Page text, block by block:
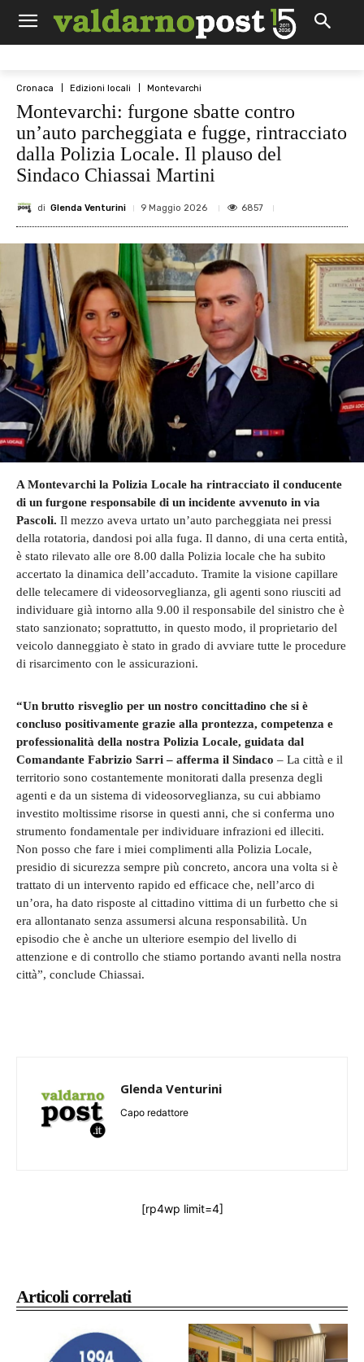
Cronaca Edizioni locali Montevarchi
Montevarchi: furgone sbatte contro
un’auto parcheggiata e fugge, rintracciato
dalla Polizia Locale. Il plauso del
Sindaco Chiassai Martini
di Glenda Venturini 9 Maggio 2026 6857
Articoli correlati
A Montevarchi la Polizia Locale ha rintracciato il conducente
di un furgone responsabile di un incidente avvenuto in via
Pascoli. Il mezzo aveva urtato un’auto parcheggiata nei pressi
della rotatoria, dandosi poi alla fuga. Il danno, di una certa entità,
è stato rilevato alle ore 8.00 dalla Polizia locale che ha subito
accertato la dinamica dell’accaduto. Tramite la visione capillare
delle telecamere di videosorveglianza, gli agenti sono riusciti ad
individuare già intorno alla 9.00 il responsabile del sinistro che è
stato sanzionato; soprattutto, in questo modo, il proprietario del
veicolo danneggiato è stato in grado di avviare tutte le procedure
di risarcimento con le assicurazioni.
“Un brutto risveglio per un nostro concittadino che si è
concluso positivamente grazie alla prontezza, competenza e
professionalità della nostra Polizia Locale, guidata dal
Comandante Fabrizio Sarri – afferma il Sindaco – La città e il
territorio sono costantemente monitorati dalla presenza degli
agenti e da un sistema di videosorveglianza, su cui abbiamo
investito moltissime risorse in questi anni, che si conferma uno
strumento fondamentale per individuare infrazioni ed illeciti.
Non posso che fare i miei complimenti alla Polizia Locale,
presidio di sicurezza sempre più concreto, ancora una volta si è
trattato di un intervento rapido ed efficace che, nell’arco di
un’ora, ha dato risposte al cittadino vittima di un furbetto che si
era allontanato senza assumersi alcuna responsabilità. Un
episodio che è anche un ulteriore esempio del livello di
attenzione e di controllo che stiamo portando avanti nella nostra
città”, conclude Chiassai.
Glenda Venturini
Capo redattore
[rp4wp limit=4]